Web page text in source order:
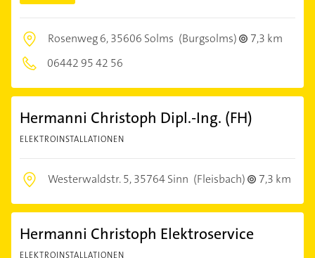
Rosenweg 6,35606 Solms (Burgsolms)
7,3 km
06442 95 42 56
Hermanni Christoph Dipl.-Ing. (FH)
ELEKTROINSTALLATIONEN
Westerwaldstr. 5,35764 Sinn (Fleisbach) 7,3 km
Hermanni Christoph Elektroservice
ELEKTROINSTALLATIONEN